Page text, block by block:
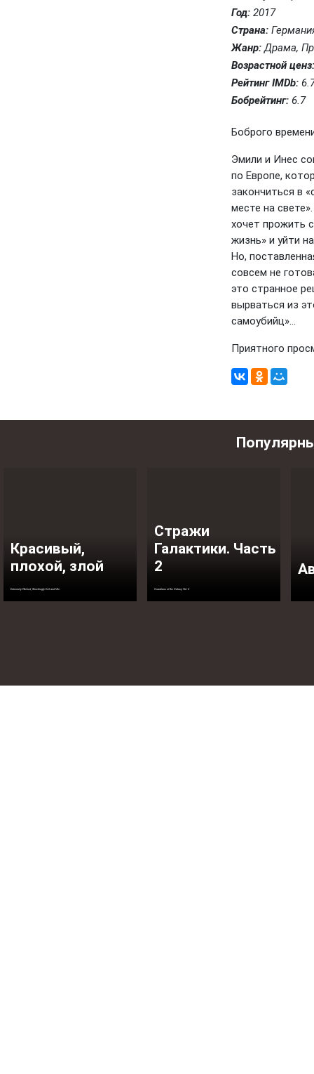
Год: 2017
Страна:
Жанр:Драма,
Возрастной ценз:
Рейтинг IMDb:
Бобрейтинг: 6.7
Боброго
Эмили и Инес
по Европе,
закончиться в
месте на
хочет прожить
жизнь» и уйти
Но,
совсем не
это странное
вырваться из
самоубийц»...
Приятного
Красивый,
плохой, злой
Extremely Wicked, Shockingly Evil and Vile
Стражи
Галактики. Часть
2
Guardians of the Galaxy Vol. 2